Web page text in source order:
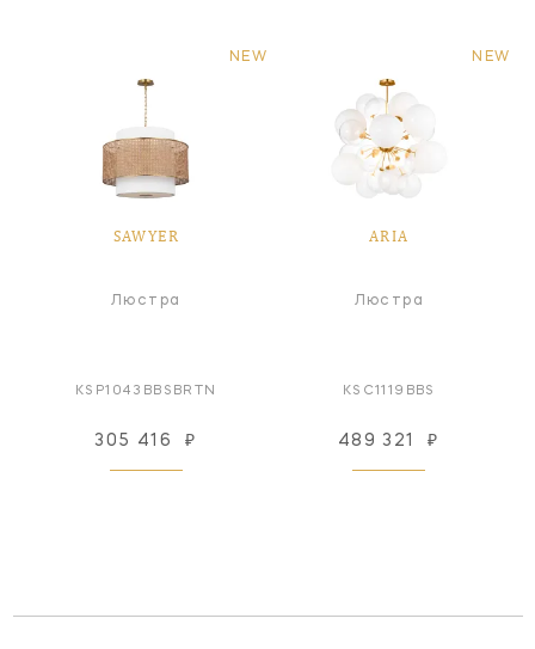
NEW
SAWYER
Люстра
KSP1043BBSBRTN
305 416 ₽
NEW
ARIA
Люстра
KSC1119BBS
489 321 ₽